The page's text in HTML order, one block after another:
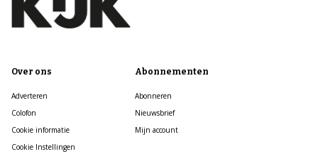
Over ons
Adverteren
Colofon
Cookie informatie
Cookie Instellingen
Abonnementen
Abonneren
Nieuwsbrief
Mijn account